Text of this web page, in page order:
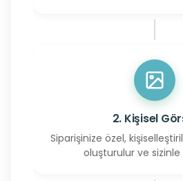
2. Kişisel
Siparişinize özel,
oluşturulur ve sizinle